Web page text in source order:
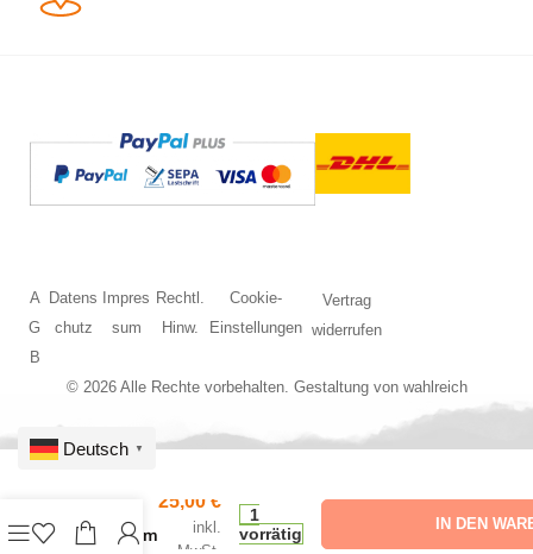
© 2026 Alle Rechte vorbehalten. Gestaltung von wahlreich
A
G
B
Datens
chutz
Impres
sum
Rechtl.
Hinw.
Cookie-
Einstellungen
Vertrag
widerrufen
Trafoturm
25,00 €
inkl.
MwSt.
1
vorrätig
IN DEN
Deutsch ▼